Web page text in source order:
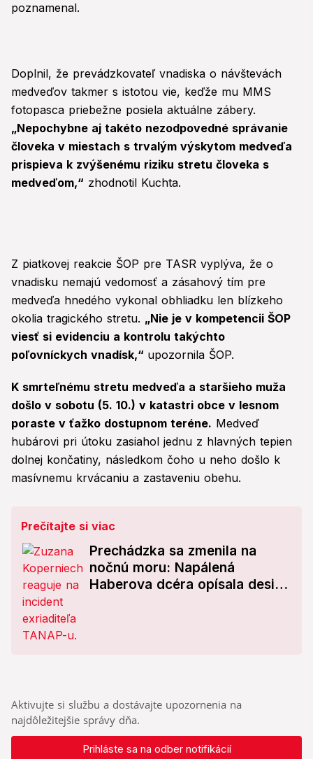
poznamenal.
Doplnil, že prevádzkovateľ vnadiska o návštevách
medveďov takmer s istotou vie, keďže mu MMS
fotopasca priebežne posiela aktuálne zábery.
„Nepochybne aj takéto nezodpovedné správanie
človeka v miestach s trvalým výskytom medveďa
prispieva k zvýšenému riziku stretu človeka s
medveďom,“ zhodnotil Kuchta.
Z piatkovej reakcie ŠOP pre TASR vyplýva, že o
vnadisku nemajú vedomosť a zásahový tím pre
medveďa hnedého vykonal obhliadku len blízkeho
okolia tragického stretu. „Nie je v kompetencii ŠOP
viesť si evidenciu a kontrolu takýchto
poľovníckych vnadísk,“ upozornila ŠOP.
K smrteľnému stretu medveďa a staršieho muža
došlo v sobotu (5. 10.) v katastri obce v lesnom
poraste v ťažko dostupnom teréne. Medveď
hubárovi pri útoku zasiahol jednu z hlavných tepien
dolnej končatiny, následkom čoho u neho došlo k
masívnemu krvácaniu a zastaveniu obehu.
Prečítajte si viac
Prechádzka sa zmenila na
nočnú moru: Napálená
Haberova dcéra opísala desivý
Aktivujte si službu a dostávajte upozornenia na
najdôležitejšie správy dňa.
Prihláste sa na odber notifikácií